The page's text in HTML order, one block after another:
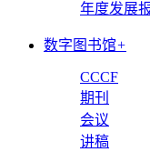
年度发展
数字图书馆+
CCCF
期刊
会议
讲稿